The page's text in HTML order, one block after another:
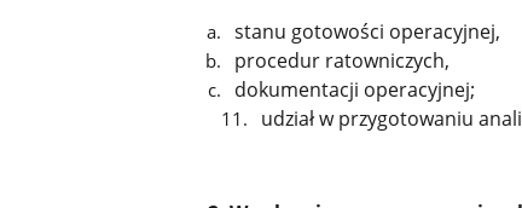
stanu gotowości operacyjnej,
procedur ratowniczych,
dokumentacji operacyjnej;
udział w przygotowaniu